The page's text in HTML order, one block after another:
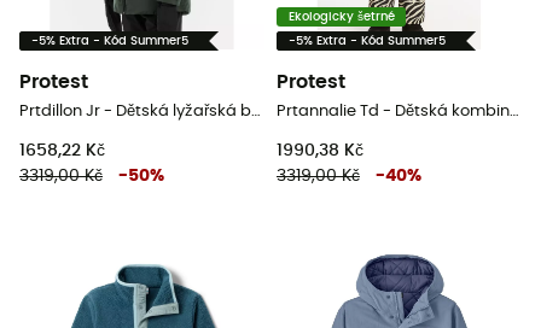
-5% Extra - Kód Summer5
Protest
Prtdillon Jr - Dětská lyžařská bunda
1658,22 Kč
3319,00 Kč
-50%
Ekologicky šetrné
-5% Extra - Kód Summer5
Protest
Prtannalie Td - Dětská kombinéza
1990,38 Kč
3319,00 Kč
-40%